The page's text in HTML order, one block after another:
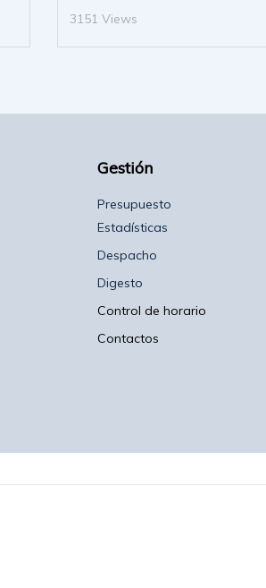
3151 Views
Gestión
Presupuesto
Estadísticas
Despacho
Digesto
Control de horario
Contactos